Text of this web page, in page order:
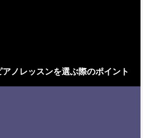
アノレッスンを選ぶ際のポイント